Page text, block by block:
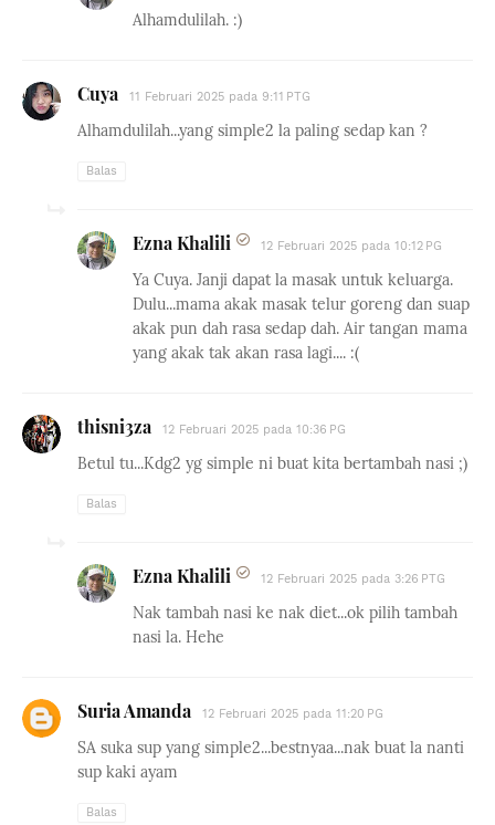
Alhamdulilah. :)
Cuya 11 Februari 2025 pada 9:11 PTG
Alhamdulilah...yang simple2 la paling sedap kan ?
Balas
Ezna Khalili 12 Februari 2025 pada 10:12 PG
Ya Cuya. Janji dapat la masak untuk keluarga.
Dulu...mama akak masak telur goreng dan suap
akak pun dah rasa sedap dah. Air tangan mama
yang akak tak akan rasa lagi.... :(
thisni3za 12 Februari 2025 pada 10:36 PG
Betul tu...Kdg2 yg simple ni buat kita bertambah nasi ;)
Balas
Ezna Khalili 12 Februari 2025 pada 3:26 PTG
Nak tambah nasi ke nak diet...ok pilih tambah
nasi la. Hehe
Suria Amanda 12 Februari 2025 pada 11:20 PG
SA suka sup yang simple2...bestnyaa...nak buat la nanti
sup kaki ayam
Balas